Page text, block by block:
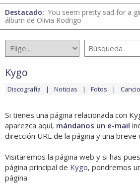
Destacado: 'You seem pretty sad for a
álbum de Olivia Rodrigo
Kygo
Discografía Noticias Fotos
Si tienes una página relacionada con
aparezca aquí, mándanos un e-mail
dirección URL de la página y una breve
Visitaremos la página web y si has
página principal de Kygo, pondremos
página.